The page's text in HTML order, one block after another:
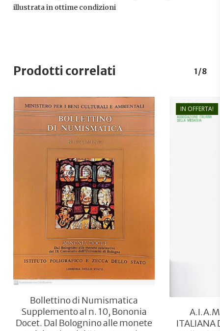
illustrata in ottime condizioni
Prodotti correlati 1/8
€8,00
Bollettino di Numismatica
Supplemento al n. 10, Bononia
Docet. Dal Bolognino alle monete
IN OFFERTA!
ITALIANA